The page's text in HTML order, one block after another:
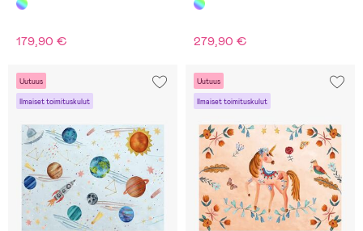
179,90 € 279,90 €
Uutuus
Ilmaiset toimituskulut
Uutuus
Ilmaiset toimituskulut